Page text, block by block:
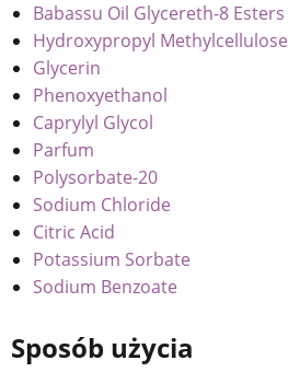
Babassu Oil Glycereth-8 Esters
Hydroxypropyl Methylcellulose
Glycerin
Phenoxyethanol
Caprylyl Glycol
Parfum
Polysorbate-20
Sodium Chloride
Citric Acid
Potassium Sorbate
Sodium Benzoate
Sposób użycia